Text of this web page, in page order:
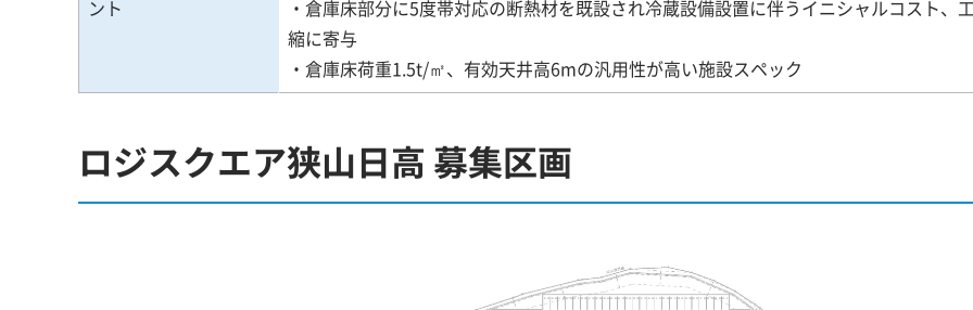
ント
・倉庫床部分に5度帯対応の断熱材を既設され冷蔵設備設置に伴うイニシャルコスト、
縮に寄与
・倉庫床荷重1.5t/㎡、有効天井高6mの汎用性が高い施設スペック
ロジスクエア狭山日高 募集区画